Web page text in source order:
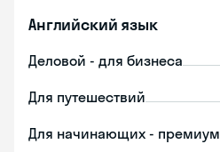
Английский язык
Деловой - для бизнеса
Для путешествий
Для начинающих - премиум